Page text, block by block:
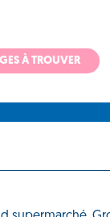
À TROUVER